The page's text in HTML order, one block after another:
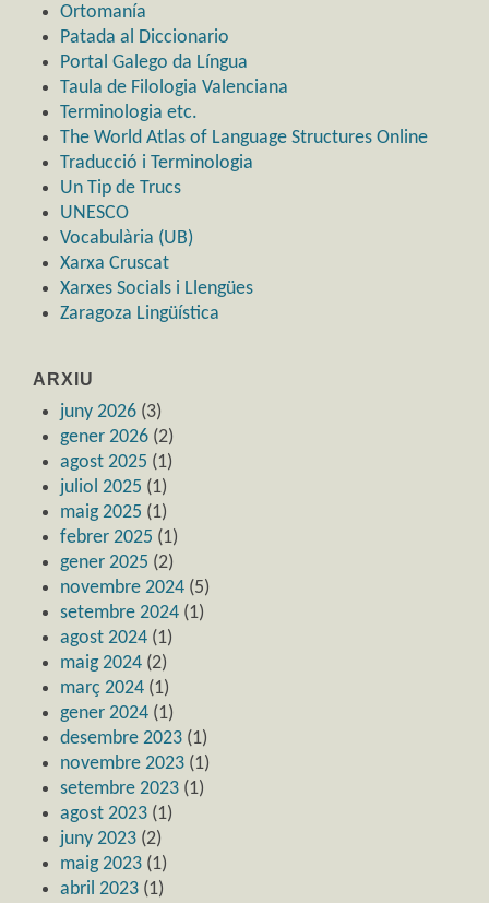
Ortomanía
Patada al Diccionario
Portal Galego da Língua
Taula de Filologia Valenciana
Terminologia etc.
The World Atlas of Language Structures Online
Traducció i Terminologia
Un Tip de Trucs
UNESCO
Vocabulària (UB)
Xarxa Cruscat
Xarxes Socials i Llengües
Zaragoza Lingüística
ARXIU
juny 2026 (3)
gener 2026 (2)
agost 2025 (1)
juliol 2025 (1)
maig 2025 (1)
febrer 2025 (1)
gener 2025 (2)
novembre 2024 (5)
setembre 2024 (1)
agost 2024 (1)
maig 2024 (2)
març 2024 (1)
gener 2024 (1)
desembre 2023 (1)
novembre 2023 (1)
setembre 2023 (1)
agost 2023 (1)
juny 2023 (2)
maig 2023 (1)
abril 2023 (1)